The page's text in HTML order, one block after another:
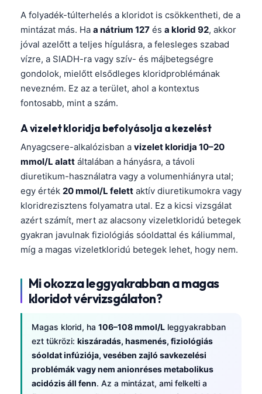
A folyadék-túlterhelés a kloridot is csökkentheti, de a
mintázat más. Ha a nátrium 127 és a klorid 92, akkor
jóval azelőtt a teljes hígulásra, a felesleges szabad
vízre, a SIADH-ra vagy szív- és májbetegségre
gondolok, mielőtt elsődleges kloridproblémának
nevezném. Ez az a terület, ahol a kontextus
fontosabb, mint a szám.
A vizelet kloridja befolyásolja a kezelést
Anyagcsere-alkalózisban a vizelet kloridja 10–20
mmol/L alatt általában a hányásra, a távoli
diuretikum-használatra vagy a volumenhiányra utal;
egy érték 20 mmol/L felett aktív diuretikumokra vagy
kloridrezisztens folyamatra utal. Ez a kicsi vizsgálat
azért számít, mert az alacsony vizeletkloridú betegek
gyakran javulnak fiziológiás sóoldattal és káliummal,
míg a magas vizeletkloridú betegek lehet, hogy nem.
Mi okozza leggyakrabban a magas
kloridot vérvizsgálaton?
Magas klorid, ha 106–108 mmol/L leggyakrabban
ezt tükrözi: kiszáradás, hasmenés, fiziológiás
sóoldat infúziója, vesében zajló savkezelési
problémák vagy nem anionréses metabolikus
acidózis áll fenn. Az a mintázat, ami felkelti a